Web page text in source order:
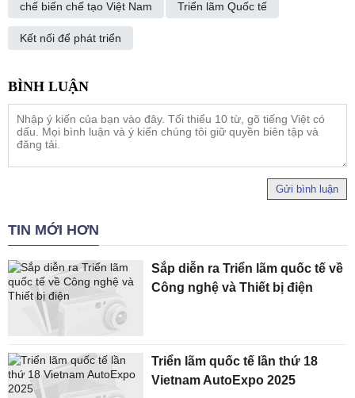
chế biến chế tạo Việt Nam Triển lãm Quốc tế
Kết nối để phát triển
Gửi bình luận
TIN MỚI HƠN
Sắp diễn ra Triển lãm quốc tế về
Công nghệ và Thiết bị điện
Triển lãm quốc tế lần thứ 18
Vietnam AutoExpo 2025